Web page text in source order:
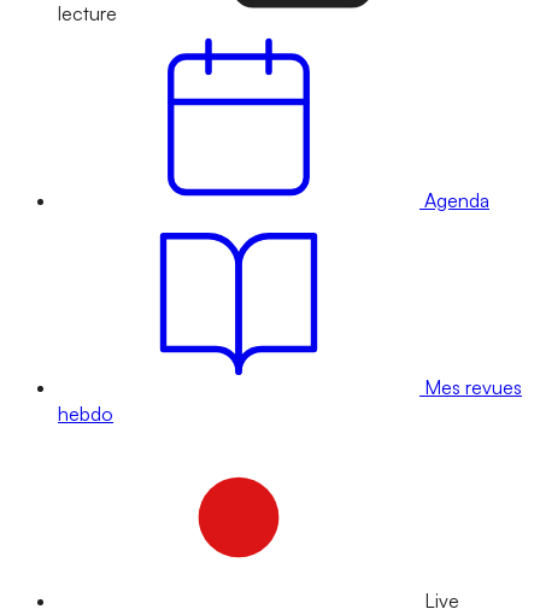
lecture
Agenda
Mes revues
hebdo
Live